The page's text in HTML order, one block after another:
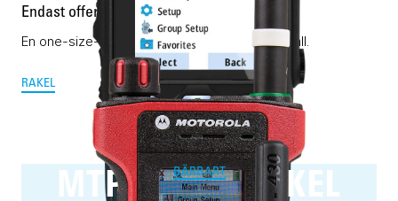
Endast offert
En one-size-fits-all Rakelmobil. Nästan i alla fall.
RAKEL
MTP8550Ex RAKEL
BÄRBART